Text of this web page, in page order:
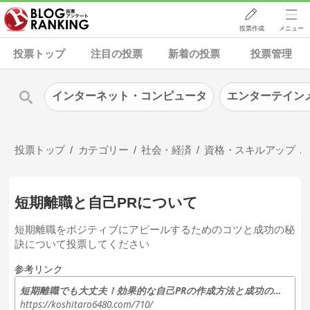
投票作成 メニュー
投票トップ 注目の投票 新着の投票 投票管理
投票トップ カテゴリー 社会・経済 資格・スキルアップ
短期離職と自己PRについて
短期離職をポジティブにアピールするためのコツと成功の秘
訣について投票してください
参考リンク
短期離職でも大丈夫！効果的な自己PRの作成方法と成功の秘訣
https://koshitaro6480.com/710/
インターネット・コンピュータ エンターテイン